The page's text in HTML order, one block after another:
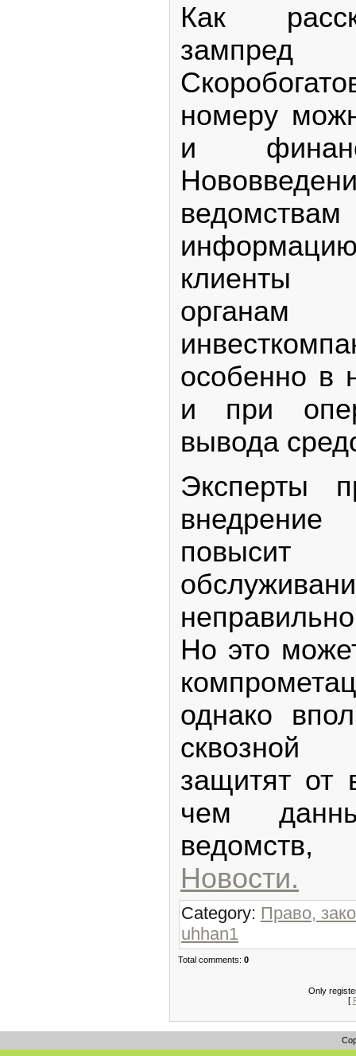
Как
номеру
и
клиенты
особенно в
и при
вывода
Эксперты
внедрение
Но это
однако
сквозной
защитят от
чем
Новости.
Category: Право,
uhhan1
Total comments: 0
Only
[